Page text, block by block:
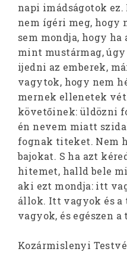
napi imádságotok
nem ígéri meg, hogy
sem mondja, hogy
mint mustármag,
ijedni az emberek,
vagytok, hogy nem
mernek ellenetek
követőinek: üldözni
én nevem miatt
fognak titeket. Nem
bajokat. S ha azt
hitemet, halld bele
aki ezt mondja: itt
állok. Itt vagyok és
vagyok, és egészen
Kozármislenyi